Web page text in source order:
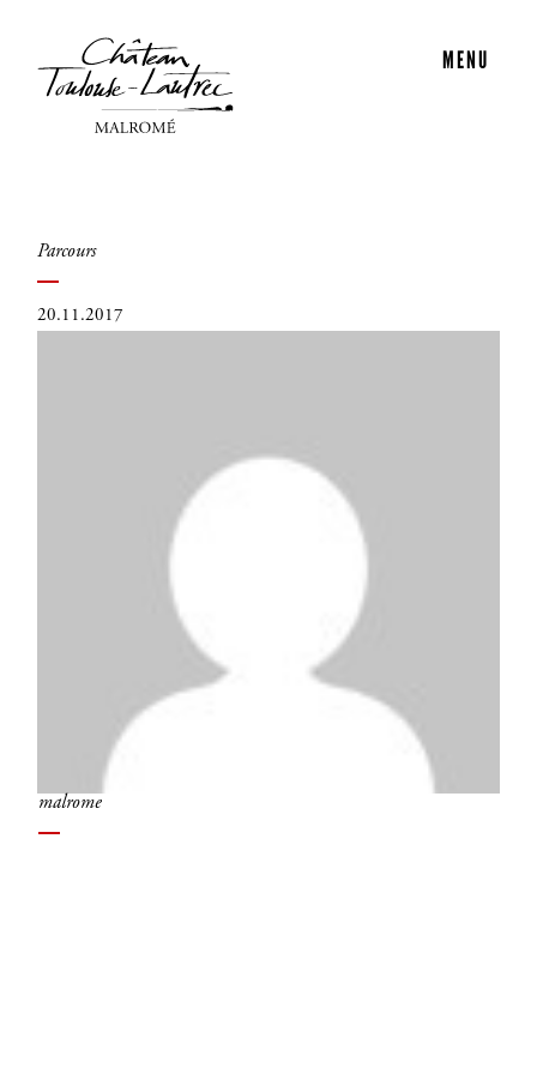
MENU
Parcours
20.11.2017
malrome